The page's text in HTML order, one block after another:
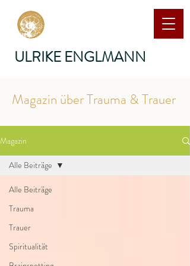
ULRIKE ENGLMANN
Magazin über Trauma & Trauer
Magazin
Alle Beiträge
Trauma
Trauer
Spiritualität
Alle Beiträge